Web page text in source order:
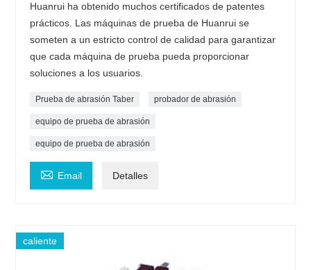
Huanrui ha obtenido muchos certificados de patentes
prácticos. Las máquinas de prueba de Huanrui se
someten a un estricto control de calidad para garantizar
que cada máquina de prueba pueda proporcionar
soluciones a los usuarios.
Prueba de abrasión Taber probador de abrasión
equipo de prueba de abrasión
equipo de prueba de abrasión
 Email Detalles
caliente